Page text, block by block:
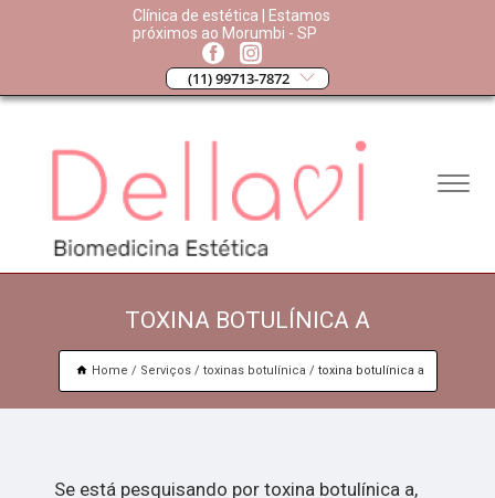
Clínica de estética | Estamos
próximos ao Morumbi - SP
(11) 99713-7872
TOXINA BOTULÍNICA A
Home Serviços toxinas botulínica toxina botulínica a
Se está pesquisando por toxina botulínica a,